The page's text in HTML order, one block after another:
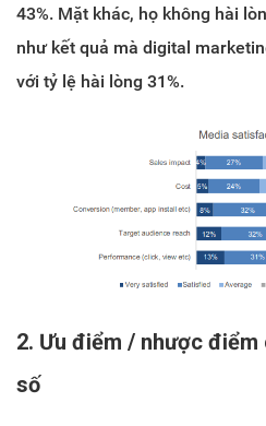
43%. Mặt khác, họ không hài
như kết quả mà digital
với tỷ lệ hài lòng 31%.
2. Ưu điểm / nhược
số